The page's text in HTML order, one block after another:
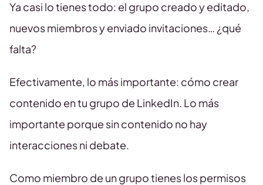
Ya casi lo tienes todo: el grupo creado y editado,
nuevos miembros y enviado invitaciones… ¿qué
falta?
Efectivamente, lo más importante: cómo crear
contenido en tu grupo de LinkedIn. Lo más
importante porque sin contenido no hay
interacciones ni debate.
Como miembro de un grupo tienes los permisos